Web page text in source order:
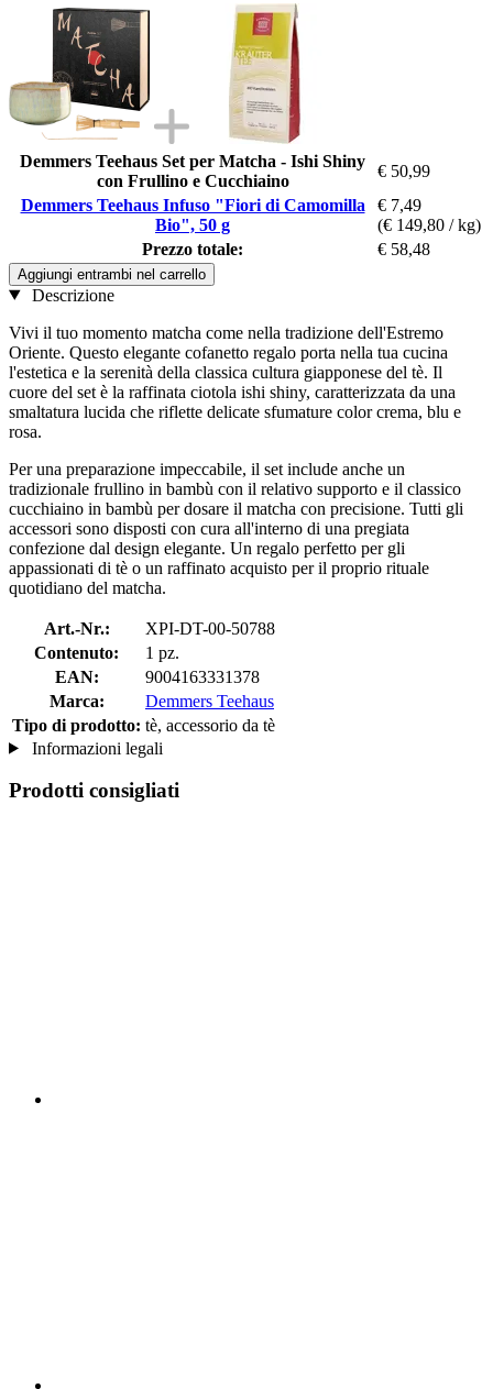
Demmers Teehaus Set per Matcha - Ishi Shiny
con Frullino e Cucchiaino
€ 50,99
Demmers Teehaus Infuso "Fiori di Camomilla
Bio", 50 g
€ 7,49
(€ 149,80 / kg)
Prezzo totale:
€ 58,48
Aggiungi entrambi nel carrello
Descrizione
Vivi il tuo momento matcha come nella tradizione dell'Estremo
Oriente. Questo elegante cofanetto regalo porta nella tua cucina
l'estetica e la serenità della classica cultura giapponese del tè. Il
cuore del set è la raffinata ciotola ishi shiny, caratterizzata da una
smaltatura lucida che riflette delicate sfumature color crema, blu e
rosa.
Per una preparazione impeccabile, il set include anche un
tradizionale frullino in bambù con il relativo supporto e il classico
cucchiaino in bambù per dosare il matcha con precisione. Tutti gli
accessori sono disposti con cura all'interno di una pregiata
confezione dal design elegante. Un regalo perfetto per gli
appassionati di tè o un raffinato acquisto per il proprio rituale
quotidiano del matcha.
Art.-Nr.:
XPI-DT-00-50788
Contenuto:
1 pz.
EAN:
9004163331378
Marca:
Demmers Teehaus
Tipo di prodotto: tè, accessorio da tè
Informazioni legali
Prodotti consigliati